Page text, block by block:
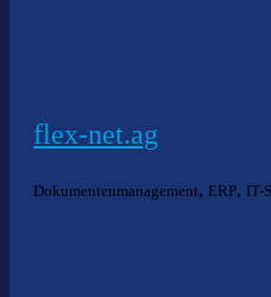
flex-net.ag
Dokumentenmanagement, ERP, IT-